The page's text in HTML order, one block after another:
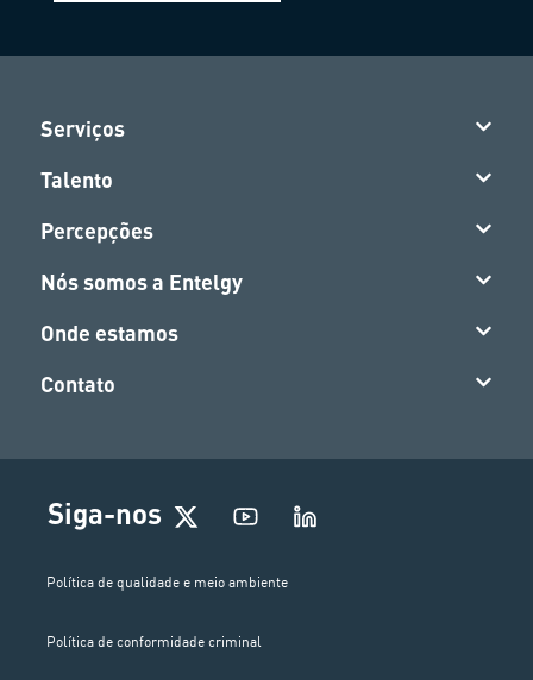
Serviços
Talento
Percepções
Nós somos a Entelgy
Onde estamos
Contato
Siga-nos
Política de qualidade e meio ambiente
Política de conformidade criminal